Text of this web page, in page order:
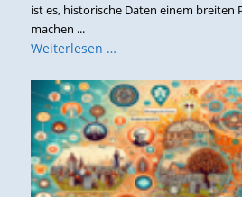
ist es, historische Daten einem breiten
machen ...
Weiterlesen …